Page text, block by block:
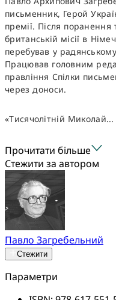
письменник, Герой
премії. Після
британській місії в
перебував у
Працював головним
правління Спілки
через доноси.
«Тисячолітній Миколай...
Прочитати більше
Стежити за автором
Павло Загребельний
Стежити
Параметри